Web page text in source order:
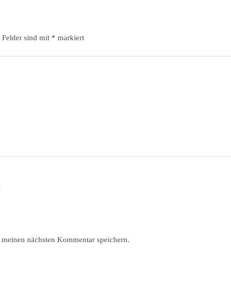
sind mit * markiert
nächsten Kommentar speichern.